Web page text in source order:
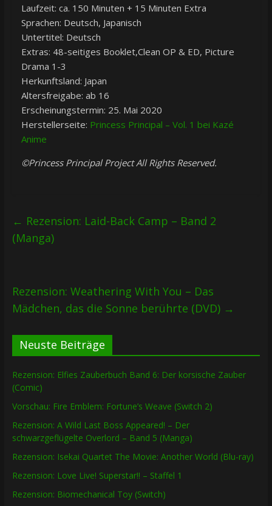
Laufzeit: ca. 150 Minuten + 15 Minuten Extra
Sprachen: Deutsch, Japanisch
Untertitel: Deutsch
Extras: 48-seitiges Booklet,Clean OP & ED, Picture
Drama 1-3
Herkunftsland: Japan
Altersfreigabe: ab 16
Erscheinungstermin: 25. Mai 2020
Herstellerseite: Princess Principal – Vol. 1 bei Kazé
Anime
©Princess Principal Project All Rights Reserved.
← Rezension: Laid-Back Camp – Band 2
(Manga)
Rezension: Weathering With You – Das
Mädchen, das die Sonne berührte (DVD) →
Neuste Beiträge
Rezension: Elfies Zauberbuch Band 6: Der korsische Zauber
(Comic)
Vorschau: Fire Emblem: Fortune’s Weave (Switch 2)
Rezension: A Wild Last Boss Appeared! – Der
schwarzgeflügelte Overlord – Band 5 (Manga)
Rezension: Isekai Quartet The Movie: Another World (Blu-ray)
Rezension: Love Live! Superstar!! – Staffel 1
Rezension: Biomechanical Toy (Switch)